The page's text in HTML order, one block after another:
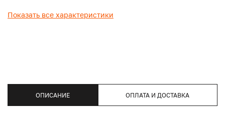
Показать все характеристики
ОПИСАНИЕ ОПЛАТА И ДОСТАВКА